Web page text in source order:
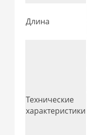
Длина
Технические
характеристики